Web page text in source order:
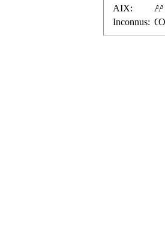
AIX:
Inconnus: